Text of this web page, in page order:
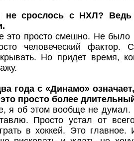
не срослось с НХЛ?
просто смешно. Не было
человеческий фактор.
Но придет время,
года с «Динамо»
просто более
об этом вообще не думал.
Просто устал от
в хоккей. Это